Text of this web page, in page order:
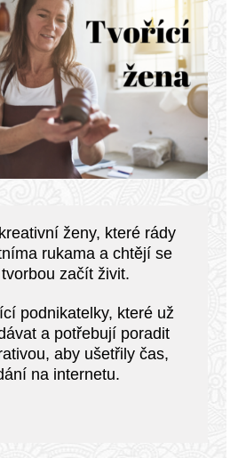
ženy, které rády
rukama a chtějí se
začít živit.
podnikatelky, které už
a potřebují poradit
aby ušetřily čas,
na internetu.